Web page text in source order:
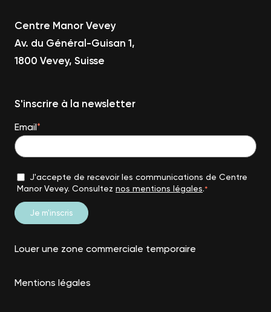
Centre Manor Vevey
Av. du Général-Guisan 1,
1800 Vevey, Suisse
S'inscrire à la newsletter
Email*
J'accepte de recevoir les communications de Centre
Manor Vevey. Consultez nos mentions légales.*
Louer une zone commerciale temporaire
Mentions légales